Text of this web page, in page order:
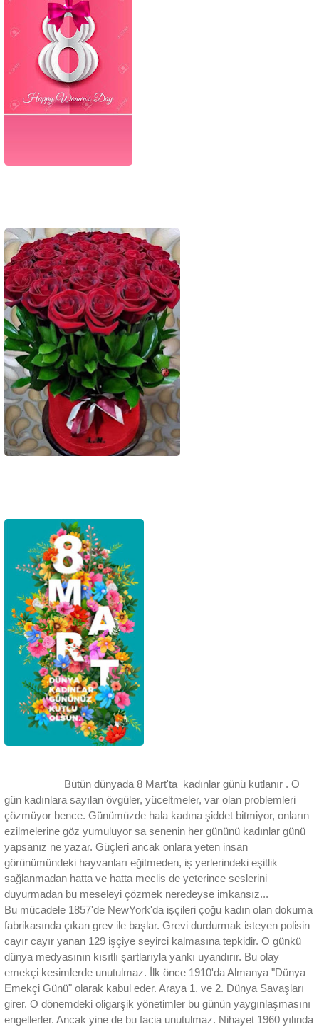
Bütün dünyada 8 Mart'ta kadınlar günü kutlanır . O
gün kadınlara sayılan övgüler, yüceltmeler, var olan problemleri
çözmüyor bence. Günümüzde hala kadına şiddet bitmiyor, onların
ezilmelerine göz yumuluyor sa senenin her gününü kadınlar günü
yapsanız ne yazar. Güçleri ancak onlara yeten insan
görünümündeki hayvanları eğitmeden, iş yerlerindeki eşitlik
sağlanmadan hatta ve hatta meclis de yeterince seslerini
duyurmadan bu meseleyi çözmek neredeyse imkansız...
Bu mücadele 1857'de NewYork'da işçileri çoğu kadın olan dokuma
fabrikasında çıkan grev ile başlar. Grevi durdurmak isteyen polisin
cayır cayır yanan 129 işçiye seyirci kalmasına tepkidir. O günkü
dünya medyasının kısıtlı şartlarıyla yankı uyandırır. Bu olay
emekçi kesimlerde unutulmaz. İlk önce 1910'da Almanya "Dünya
Emekçi Günü" olarak kabul eder. Araya 1. ve 2. Dünya Savaşları
girer. O dönemdeki oligarşik yönetimler bu günün yaygınlaşmasını
engellerler. Ancak yine de bu facia unutulmaz. Nihayet 1960 yılında